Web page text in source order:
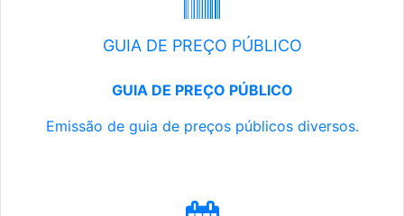
GUIA DE PREÇO PÚBLICO
GUIA DE PREÇO PÚBLICO
Emissão de guia de preços públicos diversos.